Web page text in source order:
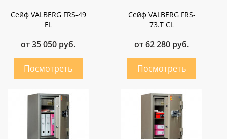
Сейф VALBERG FRS-49
EL
от 35 050 руб.
Сейф VALBERG FRS-
73.Т CL
от 62 280 руб.